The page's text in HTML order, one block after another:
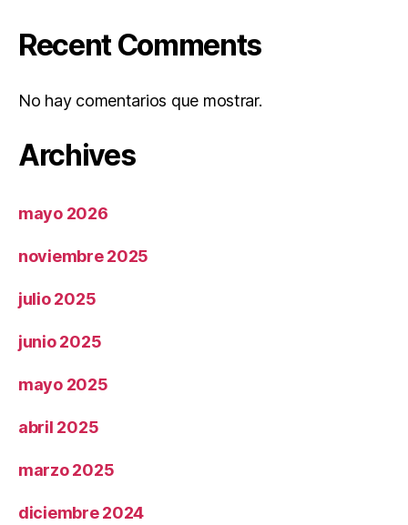
Recent Comments
No hay comentarios que mostrar.
Archives
mayo 2026
noviembre 2025
julio 2025
junio 2025
mayo 2025
abril 2025
marzo 2025
diciembre 2024